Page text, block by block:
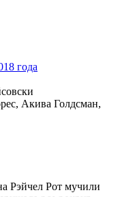
года
Акива Голдсман,
Рэйчел Рот мучили